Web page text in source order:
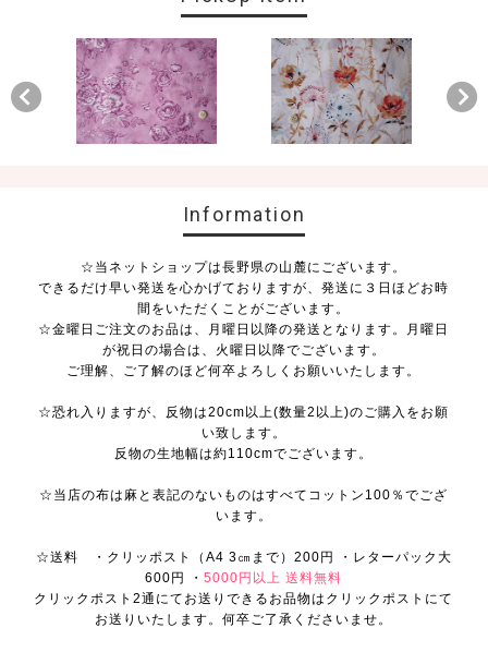
Information
☆当ネットショップは長野県の山麓にございます。
できるだけ早い発送を心かげておりますが、発送に３日ほどお時
間をいただくことがございます。
☆金曜日ご注文のお品は、月曜日以降の発送となります。月曜日
が祝日の場合は、火曜日以降でございます。
ご理解、ご了解のほど何卒よろしくお願いいたします。
☆恐れ入りますが、反物は20cm以上(数量2以上)のご購入をお願
い致します。
反物の生地幅は約110cmでございます。
☆当店の布は麻と表記のないものはすべてコットン100％でござ
います。
☆送料 ・クリッポスト（A4 3㎝まで）200円 ・レターパック大
600円 ・5000円以上 送料無料
クリックポスト2通にてお送りできるお品物はクリックポストにて
お送りいたします。何卒ご了承くださいませ。